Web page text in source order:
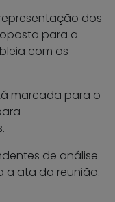
dos
para a
com os
marcada para o
de análise
a ata da reunião.